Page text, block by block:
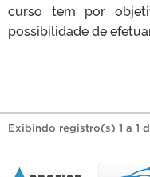
curso tem por
possibilidade de
Exibindo registro(s) 1 a 1